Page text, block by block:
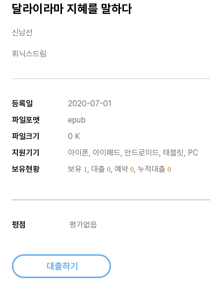
달라이라마 지혜를 말하다
신남선
휘닉스드림
등록일
2020-07-01
파일포맷
epub
파일크기
0 K
지원기기
아이폰, 아이패드, 안드로이드, 태블릿, PC
보유현황
보유 1 , 대출 0 , 예약 0 , 누적대출 0
평점 평가없음
대출하기